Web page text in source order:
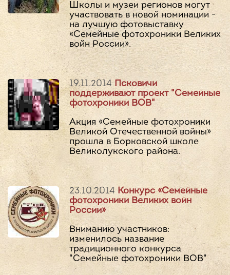
Школы и музеи регионов могут
участвовать в новой номинации -
на лучшую фотовыставку
«Семейные фотохроники Великих
войн России».
19.11.2014 Псковичи
поддерживают проект "Семейные
фотохроники ВОВ"
Акция «Семейные фотохроники
Великой Отечественной войны»
прошла в Борковской школе
Великолукского района.
23.10.2014 Конкурс «Семейные
фотохроники Великих войн
России»
Вниманию участников:
изменилось название
традиционного конкурса
"Семейные фотохроники ВОВ"